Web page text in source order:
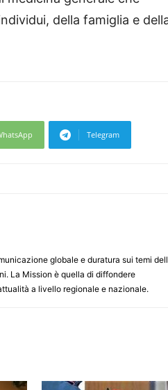
della famiglia e
Telegram
globale e duratura sui temi
La Mission è quella di diffondere
a livello regionale e nazionale.